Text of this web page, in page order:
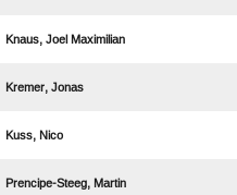
  
 
 
 